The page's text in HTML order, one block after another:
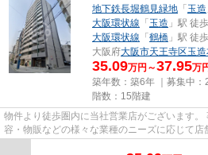
地下鉄長堀鶴見緑地 「玉造
大阪環状線 「玉造 」駅 徒
大阪環状線 「鶴橋 」駅 徒
大阪府大阪市天王寺区玉
35.09万円～37.95万
築年数：築6年 ｜募集中：
階数：15階建
物件より徒歩圏内に当社営業店がございます
容・物販などの様々な業種のニーズに応じて店
尚、弊社ではおとり広告は一切...